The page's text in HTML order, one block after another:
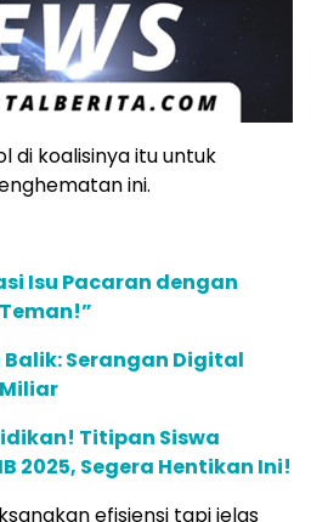
di koalisinya itu untuk
ini.
Isu Pacaran dengan
Serangan Digital
Titipan Siswa
2025, Segera Hentikan Ini!
efisiensi tapi jelas